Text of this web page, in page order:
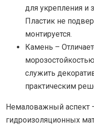
для укрепления и
Пластик не
монтируется.
Камень –
служить
практическим
Немаловажный аспект
гидроизоляционных